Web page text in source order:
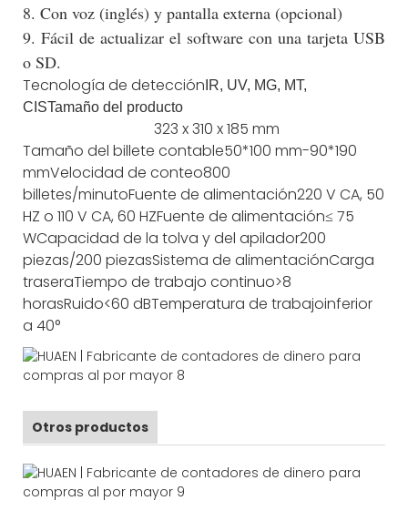
8. Con voz (inglés) y pantalla externa (opcional)
9. Fácil de actualizar el software con una tarjeta USB
o SD.
Tecnología de detección IR, UV, MG, MT,
CISTamaño del producto
323 x 310 x 185 mm
Tamaño del billete contable50*100 mm-90*190
mmVelocidad de conteo800
billetes/minutoFuente de alimentación220 V CA, 50
HZ o 110 V CA, 60 HZFuente de alimentación≤ 75
WCapacidad de la tolva y del apilador200
piezas/200 piezasSistema de alimentaciónCarga
traseraTiempo de trabajo continuo>8
horasRuido<60 dBTemperatura de trabajoinferior
a 40°
Otros productos